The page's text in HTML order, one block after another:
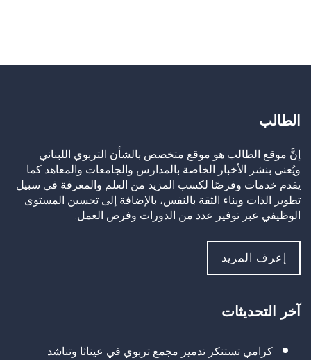
الطالب
إنَّ موقع الطالب هو موقع متخصص بالشأن التربوي اللبناني
ويُعنى بنشر الأخبار الخاصة بالمدارس والجامعات والمعاهد كما
يقدم خدمات وفرصًا لكسب المزيد من العلم والمعرفة في سبيل
تطوير الذات وبناء الثقة بالنفس، بالإضافة إلى تحسين المستوى
الوظيفي عبر توفير عدد من الدورات وفرص العمل.
إعرف المزيد
آخر التحديثات
كرامي تستنكر تدمير مجمع تربوي في عيناثا وتناشد